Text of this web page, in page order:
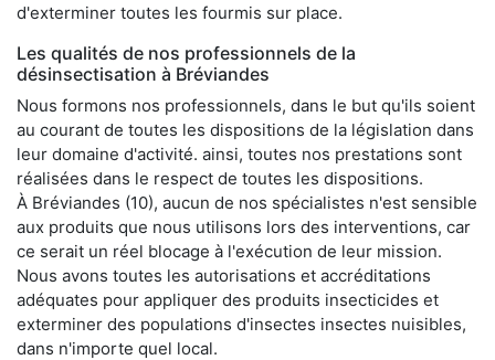
d'exterminer toutes les fourmis sur place.
Les qualités de nos professionnels de la
désinsectisation à Bréviandes
Nous formons nos professionnels, dans le but qu'ils soient
au courant de toutes les dispositions de la législation dans
leur domaine d'activité. ainsi, toutes nos prestations sont
réalisées dans le respect de toutes les dispositions.
À Bréviandes (10), aucun de nos spécialistes n'est sensible
aux produits que nous utilisons lors des interventions, car
ce serait un réel blocage à l'exécution de leur mission.
Nous avons toutes les autorisations et accréditations
adéquates pour appliquer des produits insecticides et
exterminer des populations d'insectes insectes nuisibles,
dans n'importe quel local.